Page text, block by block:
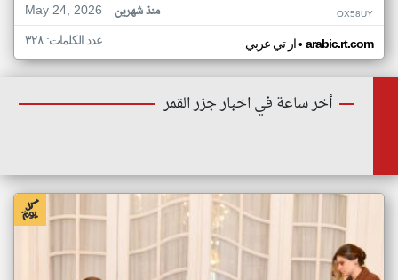
May 24, 2026
منذ شهرين OX58UY
ار تي عربي• arabic.rt.com عدد الكلمات: ٣٢٨
أخر ساعة في اخبار جزر القمر